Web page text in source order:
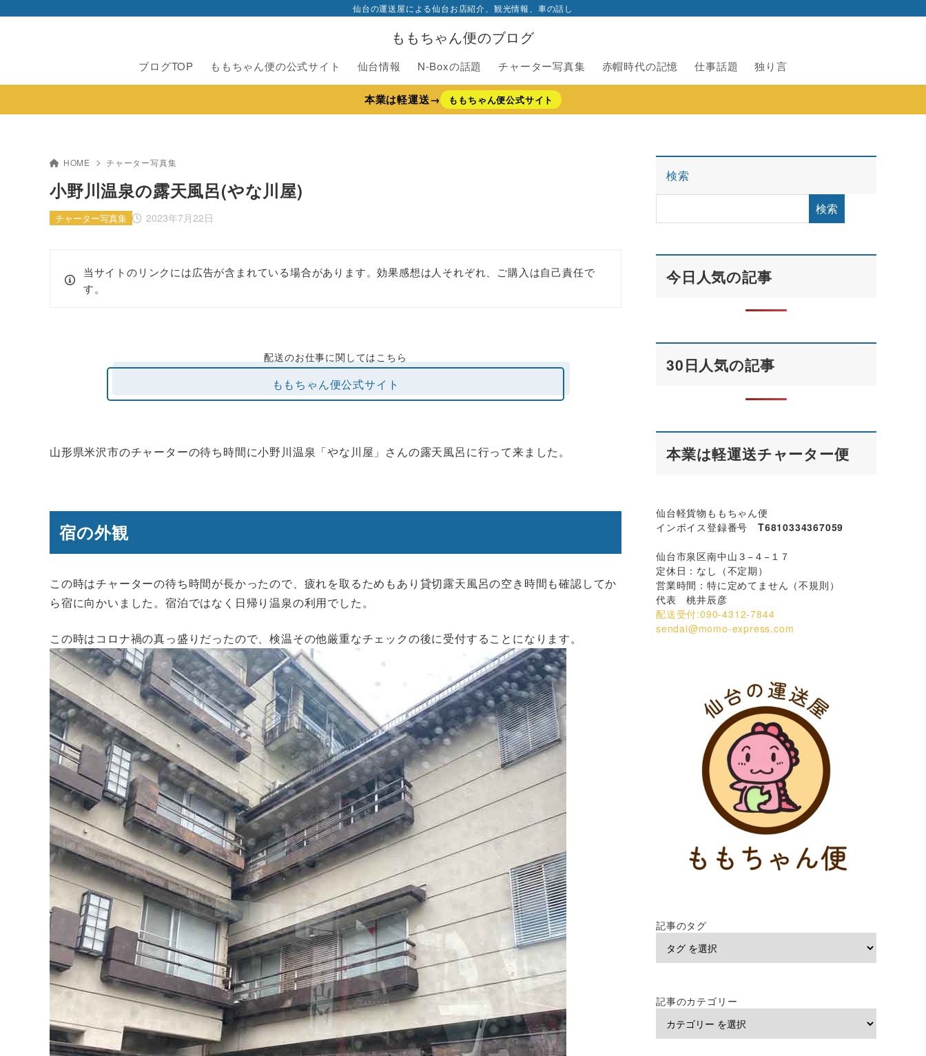
ももちゃん便のブログ
仙台の運送屋による仙台お店紹介、観光情報、車の話し
ブログTOP ももちゃん便の公式サイト 仙台情報 N-Boxの話題 チャーター写真集 赤帽時代の記憶 仕事話題 独り言
本業は軽運送→ ももちゃん便公式サイト
HOME チャーター写真集
小野川温泉の露天風呂(やな川屋)
2023年7月22日
チャーター写真集
当サイトのリンクには広告が含まれている場合があります。効果感想は人それぞれ、ご購入は自己責任で
す。
配送のお仕事に関してはこちら
ももちゃん便公式サイト
山形県米沢市のチャーターの待ち時間に小野川温泉「やな川屋」さんの露天風呂に行って来ました。
宿の外観
この時はチャーターの待ち時間が長かったので、疲れを取るためもあり貸切露天風呂の空き時間も確認してか
ら宿に向かいました。宿泊ではなく日帰り温泉の利用でした。
この時はコロナ禍の真っ盛りだったので、検温その他厳重なチェックの後に受付することになります。
検索
検索
今日人気の記事
30日人気の記事
本業は軽運送チャーター便
仙台軽貨物ももちゃん便
インボイス登録番号 T6810334367059
仙台市泉区南中山３−４−１７
定休日：なし（不定期）
営業時間：特に定めてません（不規則）
代表 桃井辰彦
配送受付:090-4312-7844
sendai@momo-express.com
記事のタグ
記事のカテゴリー